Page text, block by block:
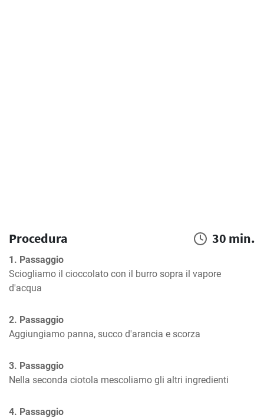
Procedura 30 min.
1. Passaggio
Sciogliamo il cioccolato con il burro sopra il vapore
d'acqua
2. Passaggio
Aggiungiamo panna, succo d'arancia e scorza
3. Passaggio
Nella seconda ciotola mescoliamo gli altri ingredienti
4. Passaggio